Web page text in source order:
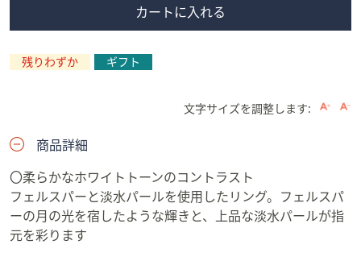
カートに入れる
残りわずか ギフト
文字サイズを調整します:
商品詳細
〇柔らかなホワイトトーンのコントラスト
フェルスパーと淡水パールを使用したリング。フェルスパ
ーの月の光を宿したような輝きと、上品な淡水パールが指
元を彩ります